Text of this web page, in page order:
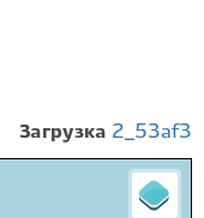
Загрузка 2_53af3